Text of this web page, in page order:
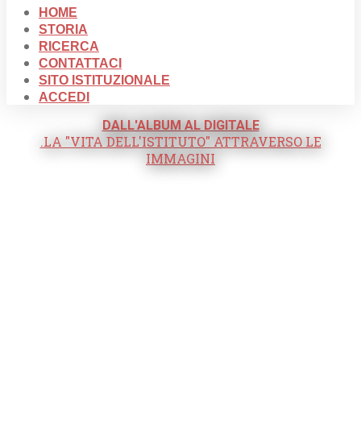
HOME
STORIA
RICERCA
CONTATTACI
SITO ISTITUZIONALE
ACCEDI
DALL'ALBUM AL DIGITALE
.LA "VITA DELL'ISTITUTO" ATTRAVERSO LE
IMMAGINI